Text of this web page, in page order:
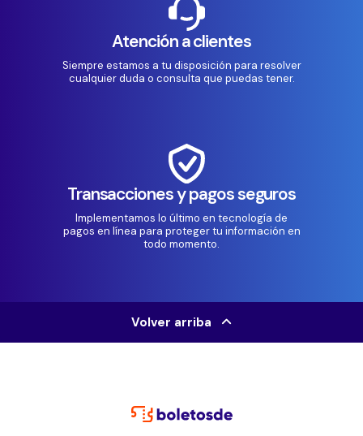
Atención a clientes
Siempre estamos a tu disposición para resolver
cualquier duda o consulta que puedas tener.
Transacciones y pagos seguros
Implementamos lo último en tecnología de
pagos en línea para proteger tu información en
todo momento.
Volver arriba